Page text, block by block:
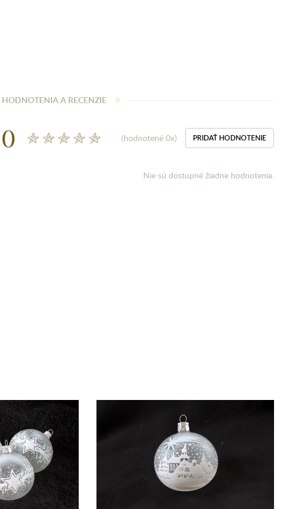
HODNOTENIA A RECENZIE
0 (hodnotené 0x) PRIDAŤ HODNOTENIE
Nie sú dostupné žiadne hodnotenia.